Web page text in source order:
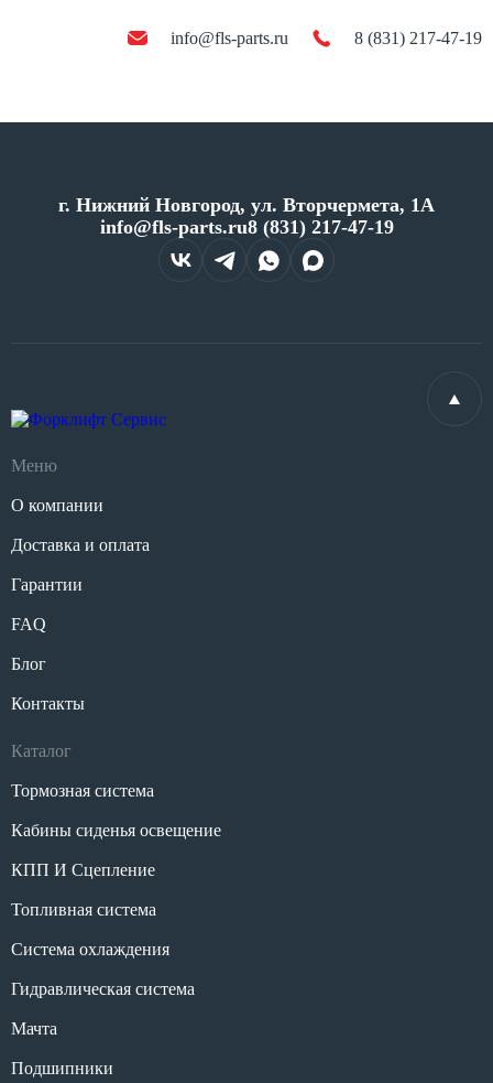
info@fls-parts.ru 8 (831) 217-47-19
г. Нижний Новгород, ул. Вторчермета, 1А
info@fls-parts.ru8 (831) 217-47-19
Меню
О компании
Доставка и оплата
Гарантии
FAQ
Блог
Контакты
Каталог
Тормозная система
Кабины сиденья освещение
КПП И Сцепление
Топливная система
Система охлаждения
Гидравлическая система
Мачта
Подшипники